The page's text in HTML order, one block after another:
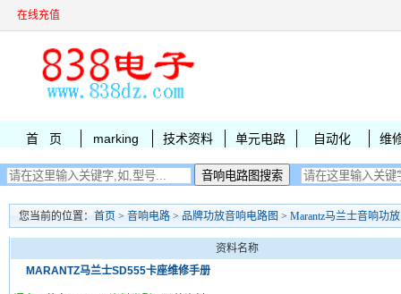
在线充值
首 页 marking 技术资料 单元电路 自动化 维
您当前的位置： 首页 > 音响电路 > 品牌功放音响电路图 > Marantz马兰士音响功
资料名称
MARANTZ马兰士SD555卡座维修手册